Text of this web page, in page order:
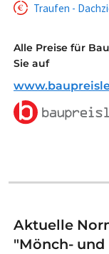
Traufen -
Alle Preise für
Sie auf
Aktuelle
"Mönch-